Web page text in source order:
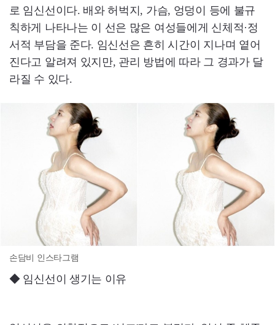
로 임신선이다. 배와 허벅지, 가슴, 엉덩이 등에 불규
칙하게 나타나는 이 선은 많은 여성들에게 신체적·정
서적 부담을 준다. 임신선은 흔히 시간이 지나며 옅어
진다고 알려져 있지만, 관리 방법에 따라 그 경과가 달
라질 수 있다.
손담비 인스타그램
◆ 임신선이 생기는 이유